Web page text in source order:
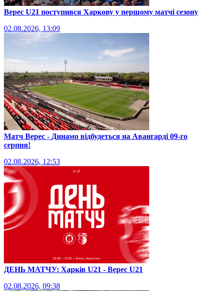
Верес U21 поступився Харкову у першому матчі сезону
02.08.2026, 13:09
Матч Верес - Динамо відбудеться на Авангарді 09-го
серпня!
02.08.2026, 12:53
ДЕНЬ МАТЧУ: Харків U21 - Верес U21
02.08.2026, 09:38